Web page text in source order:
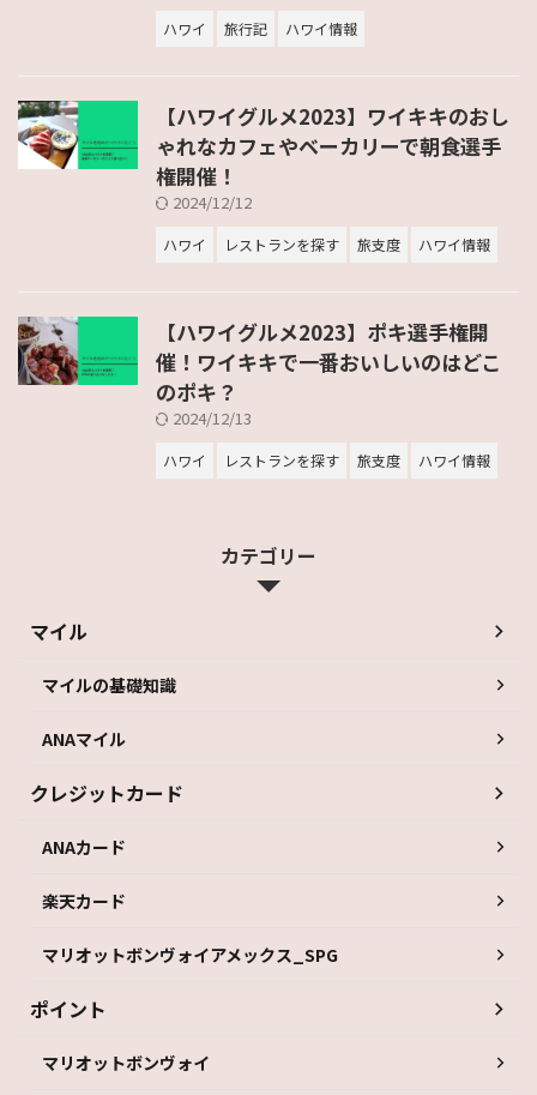
ハワイ 旅行記 ハワイ情報
【ハワイグルメ2023】ワイキキのおし
ゃれなカフェやベーカリーで朝食選手
権開催！
2024/12/12
ハワイ レストランを探す 旅支度 ハワイ情報
【ハワイグルメ2023】ポキ選手権開
催！ワイキキで一番おいしいのはどこ
のポキ？
2024/12/13
ハワイ レストランを探す 旅支度 ハワイ情報
カテゴリー
マイル
マイルの基礎知識
ANAマイル
クレジットカード
ANAカード
楽天カード
マリオットボンヴォイアメックス_SPG
ポイント
マリオットボンヴォイ